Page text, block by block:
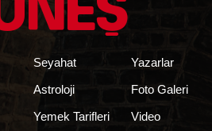
Seyahat
Astroloji
Yemek Tarifleri
Yazarlar
Foto Galeri
Video